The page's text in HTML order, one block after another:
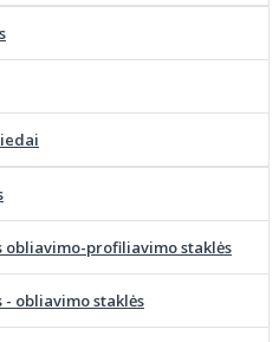
obliavimo-profiliavimo staklės
- obliavimo staklės